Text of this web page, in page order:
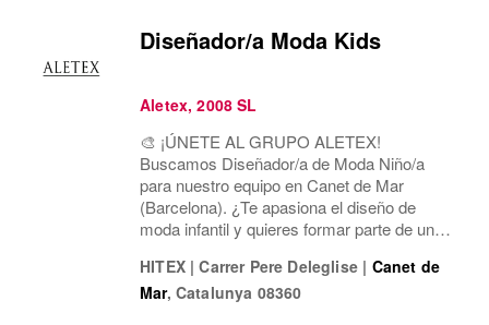
Diseñador/a Moda Kids
Aletex, 2008 SL
🎨 ¡ÚNETE AL GRUPO ALETEX!
Buscamos Diseñador/a de Moda Niño/a
para nuestro equipo en Canet de Mar
(Barcelona). ¿Te apasiona el diseño de
moda infantil y quieres formar parte de un
buscando!
HITEX | Carrer Pere Deleglise | Canet de
Mar, Catalunya 08360